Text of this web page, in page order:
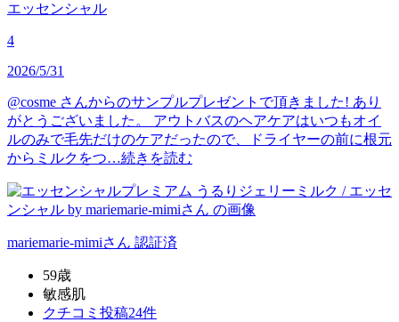
エッセンシャル
4
2026/5/31
@cosme さんからのサンプルプレゼントで頂きました! あり
がとうございました。 アウトバスのヘアケアはいつもオイ
ルのみで毛先だけのケアだったので、ドライヤーの前に根元
からミルクをつ…続きを読む
mariemarie-mimiさん 認証済
59歳
敏感肌
クチコミ投稿24件